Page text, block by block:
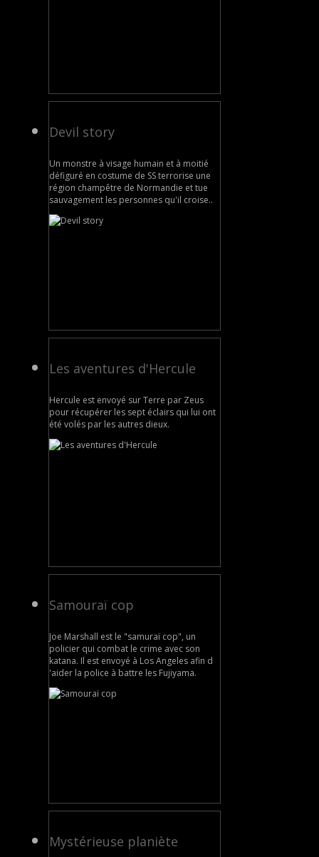
Devil story
Un monstre à visage humain et à moitié
défiguré en costume de SS terrorise une
région champêtre de Normandie et tue
sauvagement les personnes qu'il croise..
Les aventures d'Hercule
Hercule est envoyé sur Terre par Zeus
pour récupérer les sept éclairs qui lui ont
été volés par les autres dieux.
Samouraï cop
Joe Marshall est le "samuraï cop", un
policier qui combat le crime avec son
katana. Il est envoyé à Los Angeles afin d
'aider la police à battre les Fujiyama.
Mystérieuse planiète